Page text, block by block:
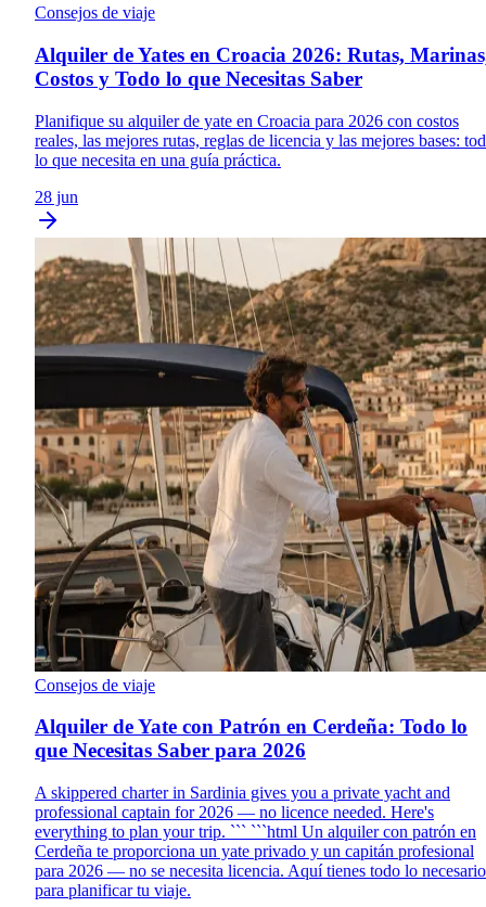
Consejos de viaje
Alquiler de Yates en Croacia 2026: Rutas,
Costos y Todo lo que Necesitas Saber
Planifique su alquiler de yate en Croacia para 2026 con costos
reales, las mejores rutas, reglas de licencia y las mejores bases:
lo que necesita en una guía práctica.
28 jun
Consejos de viaje
Alquiler de Yate con Patrón en Cerdeña: Todo lo
que Necesitas Saber para 2026
A skippered charter in Sardinia gives you a private yacht and
professional captain for 2026 — no licence needed. Here's
everything to plan your trip. ``` ```html Un alquiler con patrón en
Cerdeña te proporciona un yate privado y un capitán profesional
para 2026 — no se necesita licencia. Aquí tienes todo lo necesario
para planificar tu viaje.